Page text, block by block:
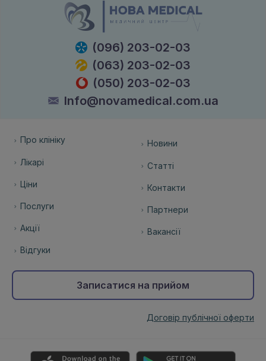
(096) 203-02-03
(063) 203-02-03
(050) 203-02-03
Info@novamedical.com.ua
Про клініку
Лікарі
Ціни
Послуги
Акції
Відгуки
Новини
Статті
Контакти
Партнери
Вакансії
Записатися на прийом
Договір публічної оферти